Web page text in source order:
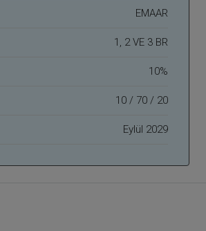
EMAAR
1, 2 VE 3 BR
10%
10 / 70 / 20
Eylül 2029